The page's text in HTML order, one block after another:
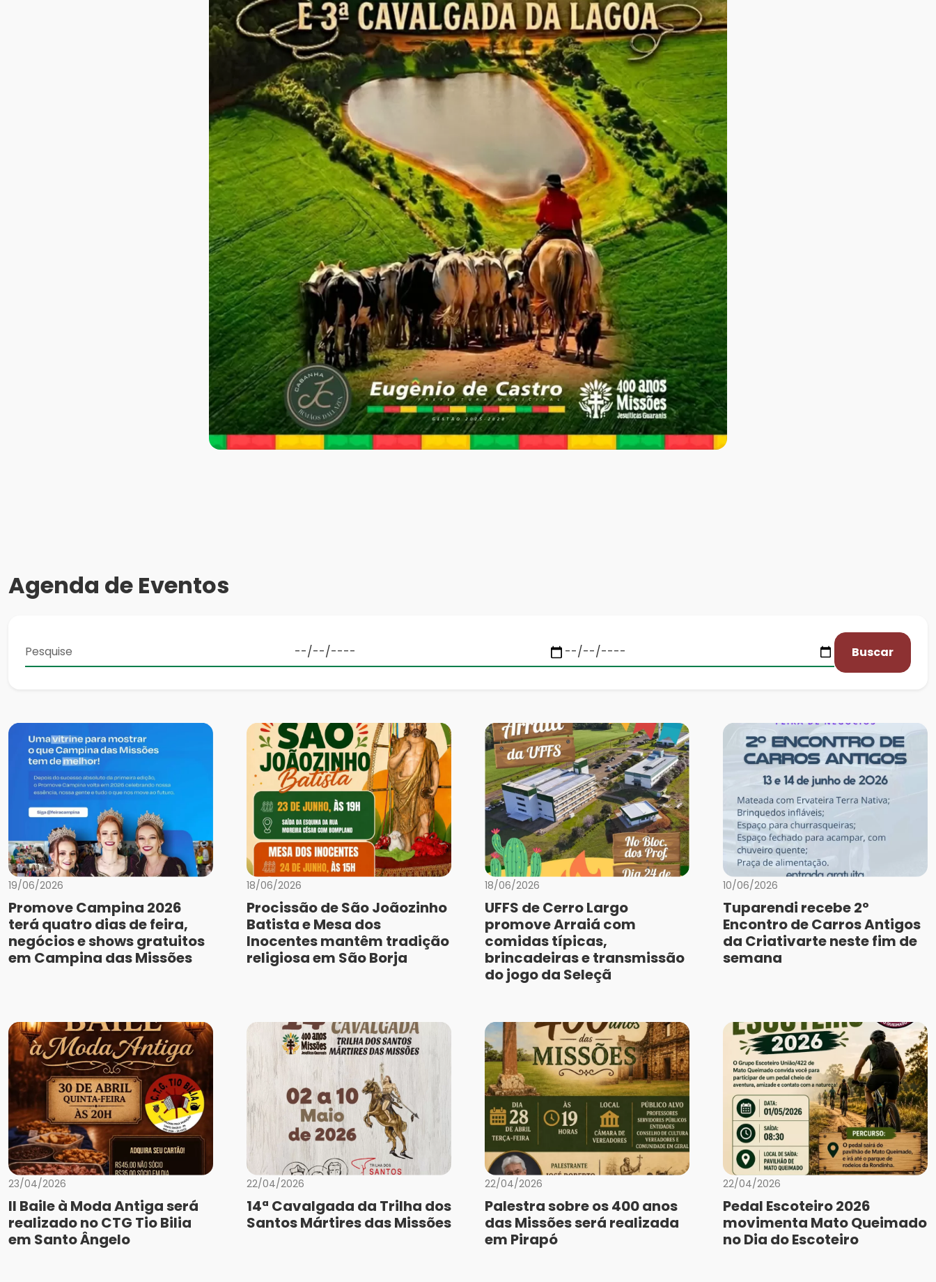
Agenda de Eventos
Buscar
19/06/2026
Promove Campina 2026
terá quatro dias de feira,
negócios e shows gratuitos
em Campina das Missões
18/06/2026
Procissão de São Joãozinho
Batista e Mesa dos
Inocentes mantêm tradição
religiosa em São Borja
18/06/2026
UFFS de Cerro Largo
promove Arraiá com
comidas típicas,
brincadeiras e transmissão
do jogo da Seleçã
10/06/2026
Tuparendi recebe 2º
Encontro de Carros Antigos
da Criativarte neste fim de
semana
23/04/2026
II Baile à Moda Antiga será
realizado no CTG Tio Bilia
em Santo Ângelo
22/04/2026
14ª Cavalgada da Trilha dos
Santos Mártires das Missões
22/04/2026
Palestra sobre os 400 anos
das Missões será realizada
em Pirapó
22/04/2026
Pedal Escoteiro 2026
movimenta Mato Queimado
no Dia do Escoteiro